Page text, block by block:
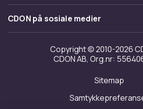
Kundeanmeldelser
Jobbe på CDON
Investor relations
Tilgjengelighet
Merchant Help Center
CDON på sosiale medier
Copyright © 2010-2026
CDON AB, Org.nr:
Sitemap